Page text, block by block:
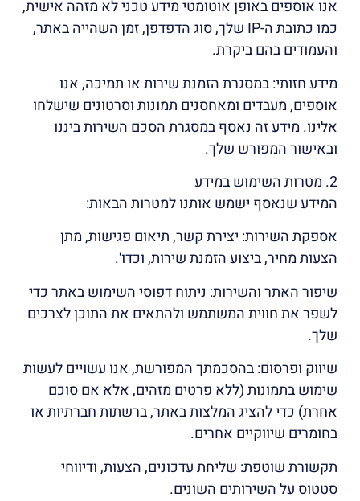
אנו אוספים באופן אוטומטי מידע טכני לא מזהה אישית,
כמו כתובת ה-IP שלך, סוג הדפדפן, זמן השהייה באתר,
והעמודים בהם ביקרת.
מידע חזותי: במסגרת הזמנת שירות או תמיכה, אנו
אוספים, מעבדים ומאחסנים תמונות וסרטונים שישלחו
אלינו. מידע זה נאסף במסגרת הסכם השירות ביננו
ובאישור המפורש שלך.
2. מטרות השימוש במידע
המידע שנאסף ישמש אותנו למטרות הבאות:
אספקת השירות: יצירת קשר, תיאום פגישות, מתן
הצעות מחיר, ביצוע הזמנת שירות, וכדו'.
שיפור האתר והשירות: ניתוח דפוסי השימוש באתר כדי
לשפר את חווית המשתמש ולהתאים את התוכן לצרכים
שלך.
שיווק ופרסום: בהסכמתך המפורשת, אנו עשויים לעשות
שימוש בתמונות (ללא פרטים מזהים, אלא אם סוכם
אחרת) כדי להציג המלצות באתר, ברשתות חברתיות או
בחומרים שיווקיים אחרים.
תקשורת שוטפת: שליחת עדכונים, הצעות, ודיווחי
סטטוס על השירותים השונים.